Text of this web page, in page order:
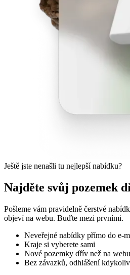
Ještě jste nenašli tu nejlepší nabídku?
Najděte svůj pozemek
Pošleme vám pravidelně čerstvé
objeví na webu. Buďte mezi prvními.
Neveřejné nabídky přímo do e-
Kraje si vyberete sami
Nové pozemky dřív než na webu
Bez závazků, odhlášení kdykoliv